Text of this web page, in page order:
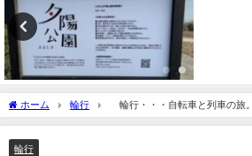
ホーム 輪行 輪行・・・自転車と列車の旅。
輪行